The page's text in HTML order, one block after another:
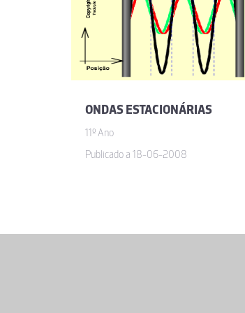
ONDAS ESTACIONÁRIAS
11º Ano
Publicado a 18-06-2008